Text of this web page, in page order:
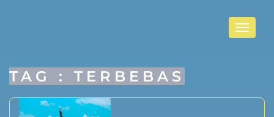
Toggle
TAG : TERBEBAS